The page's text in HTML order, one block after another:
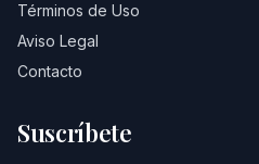
Términos de Uso
Aviso Legal
Contacto
Suscríbete